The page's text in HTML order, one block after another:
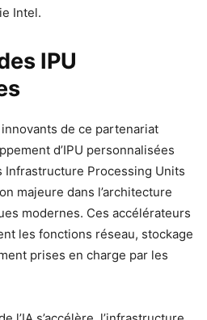
Intel.
IPU
innovants de ce partenariat
d’IPU personnalisées
Infrastructure Processing Units
majeure dans l’architecture
modernes. Ces accélérateurs
les fonctions réseau, stockage
prises en charge par les